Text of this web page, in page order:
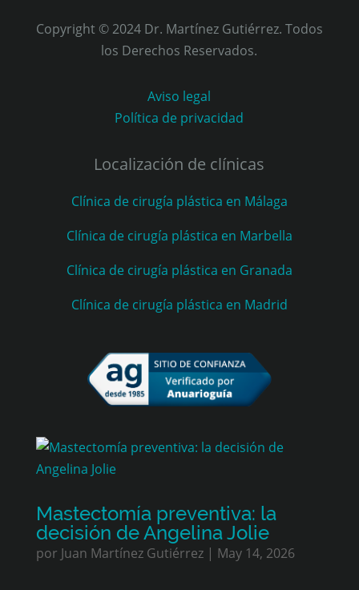
Copyright © 2024 Dr. Martínez Gutiérrez. Todos
los Derechos Reservados.
Aviso legal
Política de privacidad
Localización de clínicas
Clínica de cirugía plástica en Málaga
Clínica de cirugía plástica en Marbella
Clínica de cirugía plástica en Granada
Clínica de cirugía plástica en Madrid
Mastectomía preventiva: la
decisión de Angelina Jolie
por Juan Martínez Gutiérrez| May 14, 2026